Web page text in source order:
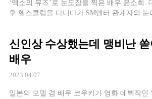
‘엑소의 뮤즈’로 눈도장을 찍은 배우 윤소희.
후 헬스클럽을 다니다가 SM엔터 관계자의
의 카이스트 학생들이 그러하듯 과학고를 조
에 입학하게 된 윤소희. 사실 어릴 적부터 배
의 극심한 반대에 꿈을 […]
신인상 수상했는데 맹비난 쏟
배우
2023.04.07
일본의 모델 겸 배우 코우키가 영화 데뷔작인